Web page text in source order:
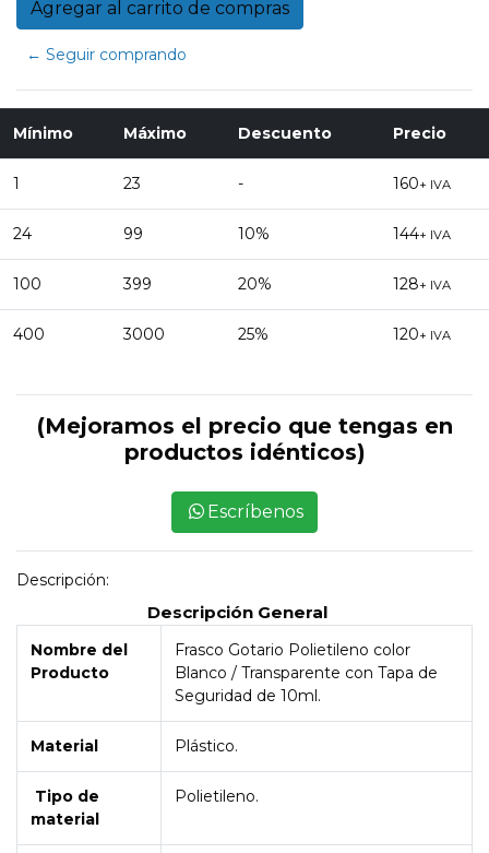
← Seguir comprando
Mínimo Máximo Descuento Precio
1 23 - 160+ IVA
24 99 10% 144+ IVA
100 399 20% 128+ IVA
400 3000 25% 120+ IVA
(Mejoramos el precio que tengas en
productos idénticos)
Escríbenos
Descripción:
Descripción General
Nombre del
Producto
Frasco Gotario Polietileno color
Blanco / Transparente con Tapa de
Seguridad de 10ml.
Material Plástico.
Tipo de
material
Polietileno.